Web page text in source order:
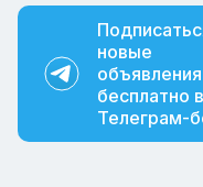
новые
объявления
бесплатно в
Телеграм-